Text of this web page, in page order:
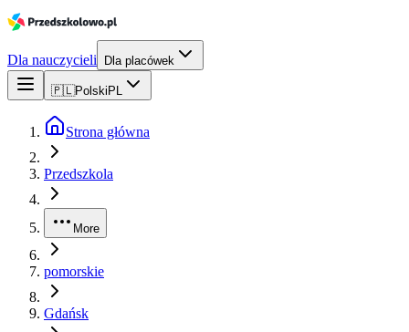
Dla nauczycieli Dla placówek
🇵🇱Polski PL
Strona główna
Przedszkola
More
pomorskie
Gdańsk